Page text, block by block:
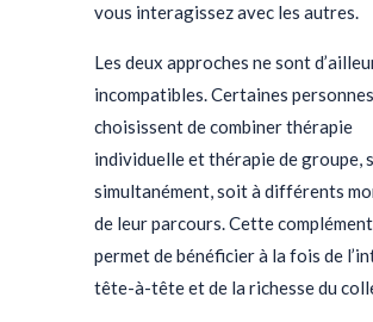
vous interagissez avec les autres.
Les deux approches ne sont
incompatibles. Certaines personnes
choisissent de combiner thérapie
individuelle et thérapie de groupe,
simultanément, soit à différents
de leur parcours. Cette
permet de bénéficier à la fois de
tête-à-tête et de la richesse du